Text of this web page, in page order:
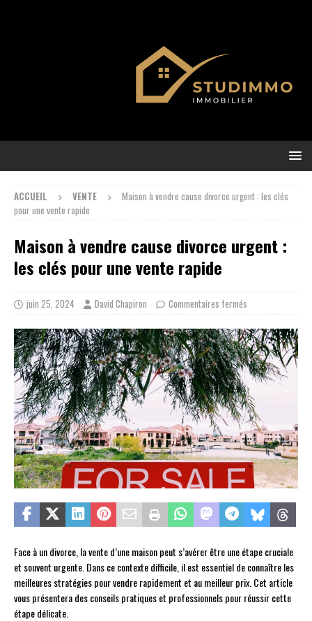
ACCUEIL VENTE
Maison à vendre cause divorce urgent : les clés
pour une vente rapide
Maison à vendre cause divorce urgent :
les clés pour une vente rapide
juin 25, 2024 David Chapiron Commentaires fermés
Face à un divorce, la vente d’une maison peut s’avérer être une étape cruciale
et souvent urgente. Dans ce contexte difficile, il est essentiel de connaître les
meilleures stratégies pour vendre rapidement et au meilleur prix. Cet article
vous présentera des conseils pratiques et professionnels pour réussir cette
étape délicate.